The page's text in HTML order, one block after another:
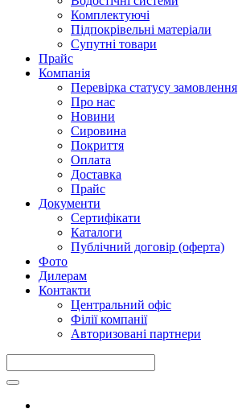
Комплектуючі
Підпокрівельні матеріали
Супутні товари
Прайс
Компанія
Перевірка статусу замовлення
Про нас
Новини
Сировина
Покриття
Оплата
Доставка
Прайс
Документи
Сертифікати
Каталоги
Публічний договір (оферта)
Фото
Дилерам
Контакти
Центральний офіс
Філії компанії
Авторизовані партнери